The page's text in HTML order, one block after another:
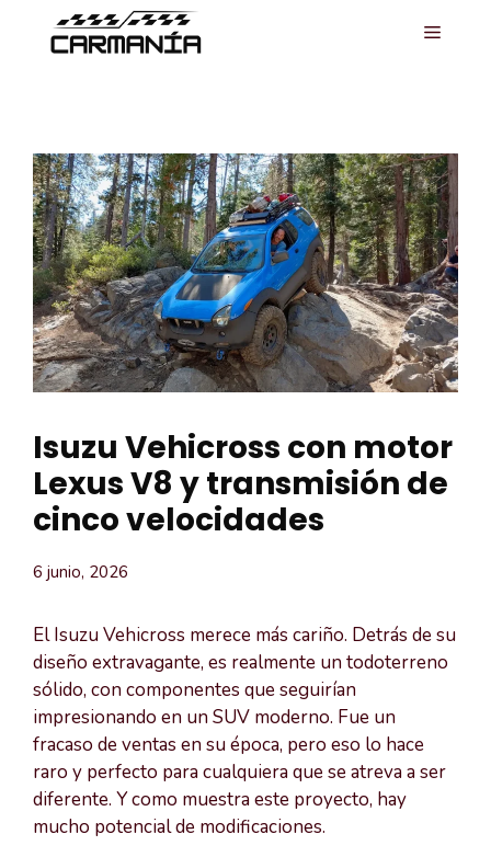
MENÚ
Isuzu Vehicross con motor
Lexus V8 y transmisión de
cinco velocidades
6 junio, 2026
El Isuzu Vehicross merece más cariño. Detrás de su
diseño extravagante, es realmente un todoterreno
sólido, con componentes que seguirían
impresionando en un SUV moderno. Fue un
fracaso de ventas en su época, pero eso lo hace
raro y perfecto para cualquiera que se atreva a ser
diferente. Y como muestra este proyecto, hay
mucho potencial de modificaciones.